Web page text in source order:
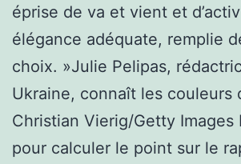
éprise de va et vient et
élégance adéquate, remplie
choix. »Julie Pelipas,
Ukraine, connaît les couleurs
Christian Vierig/Getty Images
pour calculer le point sur le